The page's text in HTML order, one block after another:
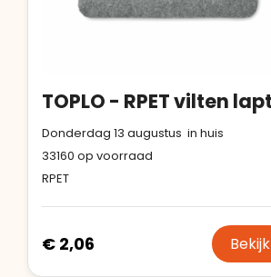
Donderdag 13 augustus in huis
33160 op voorraad
RPET
€ 2,06 Bekijk